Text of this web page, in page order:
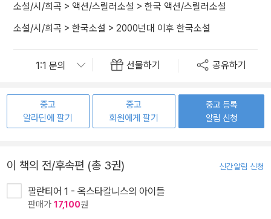
소설/시/희곡 > 액션/스릴러소설 > 한국 액션/스릴러소설
소설/시/희곡 > 한국소설 > 2000년대 이후 한국소설
선물하기 공유하기
중고
알라딘에 팔기
중고
회원에게 팔기
중고 등록
알림 신청
이 책의 전/후속편 (총 3권) 신간알림 신청
팔란티어 1 - 옥스타칼니스의 아이들
판매가 17,100원